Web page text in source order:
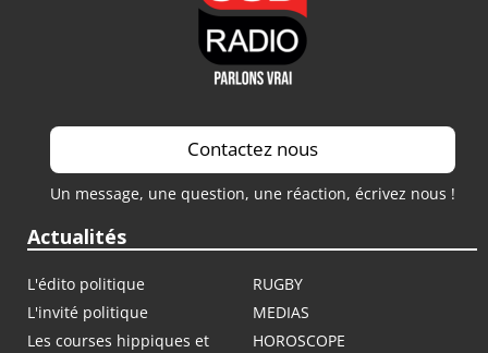
Contactez nous
Un message, une question, une réaction, écrivez nous !
Actualités
L'édito politique
RUGBY
L'invité politique
MEDIAS
Les courses hippiques et
HOROSCOPE